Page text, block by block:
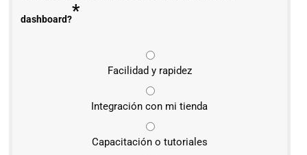
dashboard?*
Facilidad y rapidez
Integración con mi tienda
Capacitación o tutoriales